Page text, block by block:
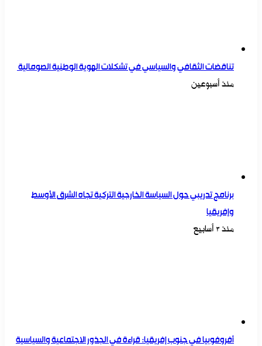
تناقضات الثقافي والسياسي في تشكلات الهوية الوطنية الصومالية
منذ أسبوعين
برنامج تدريبي حول السياسة الخارجية التركية تجاه الشرق الأوسط
وإفريقيا
منذ 3 أسابيع
أفروفوبيا في جنوب إفريقيا: قراءة في الجذور الاجتماعية والسياسية